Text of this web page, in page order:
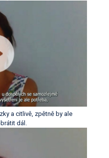
a citlivě, zpětně by ale
dál.